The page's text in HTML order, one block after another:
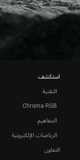
استكشف
التقنية
Chroma RGB
المفاهيم
الرياضات الإلكترونية
التعاون